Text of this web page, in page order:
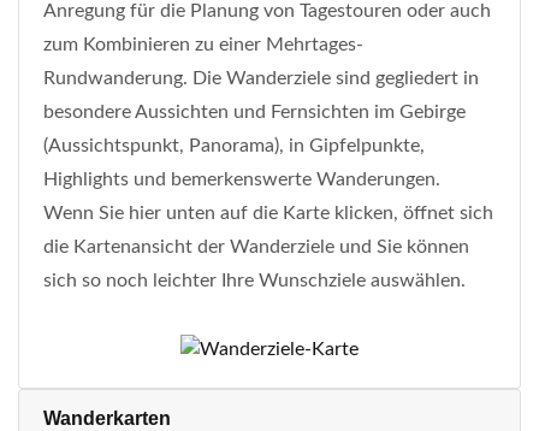
Anregung für die Planung von Tagestouren oder auch
zum Kombinieren zu einer Mehrtages-
Rundwanderung. Die Wanderziele sind gegliedert in
besondere Aussichten und Fernsichten im Gebirge
(Aussichtspunkt, Panorama), in Gipfelpunkte,
Highlights und bemerkenswerte Wanderungen.
Wenn Sie hier unten auf die Karte klicken, öffnet sich
die Kartenansicht der Wanderziele und Sie können
sich so noch leichter Ihre Wunschziele auswählen.
Wanderkarten